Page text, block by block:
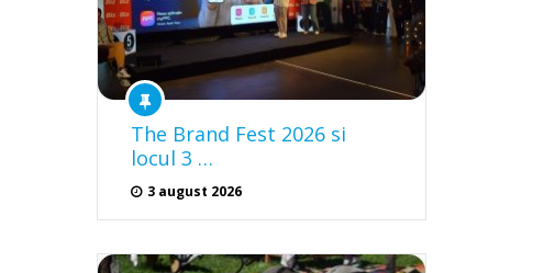
The Brand Fest 2026 si
locul 3 …
3 august 2026